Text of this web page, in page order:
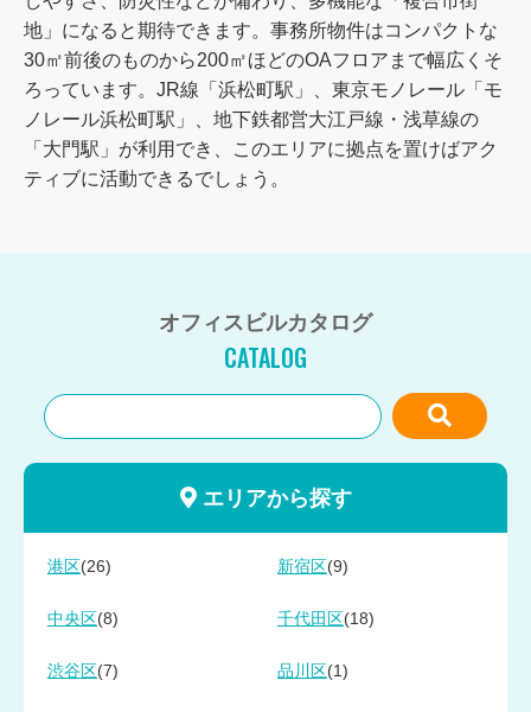
地」になると期待できます。事務所物件はコンパクトな
30㎡前後のものから200㎡ほどのOAフロアまで幅広くそ
ろっています。JR線「浜松町駅」、東京モノレール「モ
ノレール浜松町駅」、地下鉄都営大江戸線・浅草線の
「大門駅」が利用でき、このエリアに拠点を置けばアク
ティブに活動できるでしょう。
オフィスビルカタログ
CATALOG
エリアから探す
港区 (26) 新宿区 (9)
中央区 (8) 千代田区 (18)
渋谷区 (7) 品川区 (1)